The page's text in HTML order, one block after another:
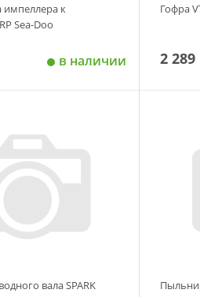
импеллера к
Sea-Doo
в наличии
Гофра
2 289
вала SPARK